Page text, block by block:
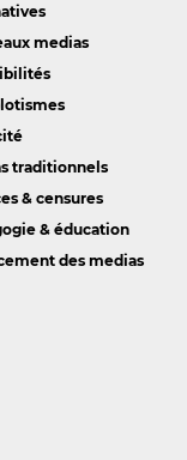
medias
traditionnels
& censures
& éducation
des medias